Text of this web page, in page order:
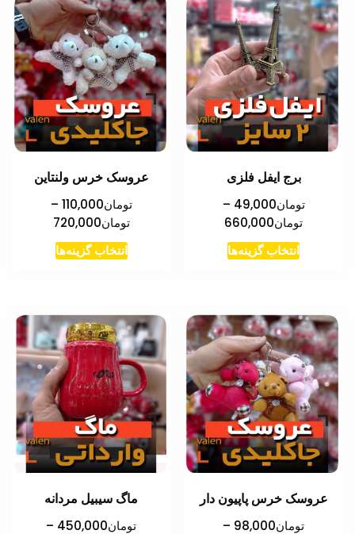
برج ایفل فلزی
تومان49,000
–
تومان660,000محدوده
انتخاب گزینه‌هااین
انواع
مختلفی
می
باشد.
گزینه
ها
ممکن
است
صفحه
محصول
عروسک خرس ولنتاین
تومان110,000
–
تومان720,000
انتخاب گزینه‌هااین
انواع
مختلفی
می
باشد.
گزینه
ها
ممکن
است
صفحه
محصول
عروسک خرس پاپیون دار
تومان98,000
–
ماگ سیبیل مردانه
تومان450,000
–